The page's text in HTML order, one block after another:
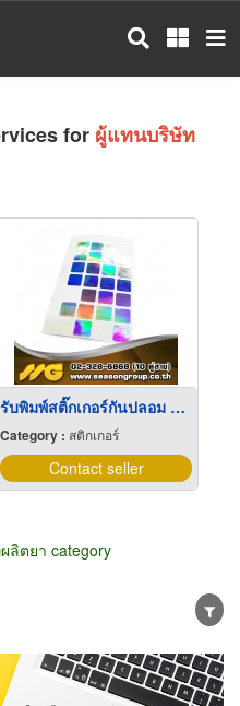
for ผู้แทนบริษัท
รับพิมพ์สติ๊กเกอร์กันปลอม วอยด์รับประกัน
Category : สติกเกอร์
Contact seller
ลิตยา category
Manufacturer
Dealer